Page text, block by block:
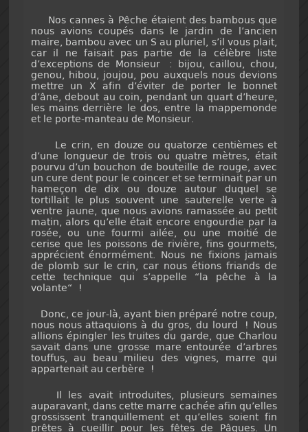
Nos cannes à Pêche étaient des bambous que
nous avions coupés dans le jardin de l’ancien
maire, bambou avec un S au pluriel, s’il vous plait,
car il ne faisait pas partie de la célèbre liste
d’exceptions de Monsieur : bijou, caillou, chou,
genou, hibou, joujou, pou auxquels nous devions
mettre un X afin d’éviter de porter le bonnet
d’âne, debout au coin, pendant un quart d’heure,
les mains derrière le dos, entre la mappemonde
et le porte-manteau de Monsieur.
Le crin, en douze ou quatorze centièmes et
d’une longueur de trois ou quatre mètres, était
pourvu d’un bouchon de bouteille de rouge, avec
un cure dent pour le coincer et se terminait par un
hameçon de dix ou douze autour duquel se
tortillait le plus souvent une sauterelle verte à
ventre jaune, que nous avions ramassée au petit
matin, alors qu’elle était encore engourdie par la
rosée, ou une fourmi ailée, ou une moitié de
cerise que les poissons de rivière, fins gourmets,
apprécient énormément. Nous ne fixions jamais
de plomb sur le crin, car nous étions friands de
cette technique qui s’appelle “la pêche à la
volante“ !
Donc, ce jour-là, ayant bien préparé notre coup,
nous nous attaquions à du gros, du lourd ! Nous
allions épingler les truites du garde, que Charlou
savait dans une grosse mare entourée d’arbres
touffus, au beau milieu des vignes, marre qui
appartenait au cerbère !
Il les avait introduites, plusieurs semaines
auparavant, dans cette marre cachée afin qu’elles
grossissent tranquillement et qu’elles soient fin
prêtes à cueillir pour les fêtes de Pâques. Un